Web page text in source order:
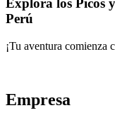
Explora los Picos
Perú
¡Tu aventura comienza
Empresa